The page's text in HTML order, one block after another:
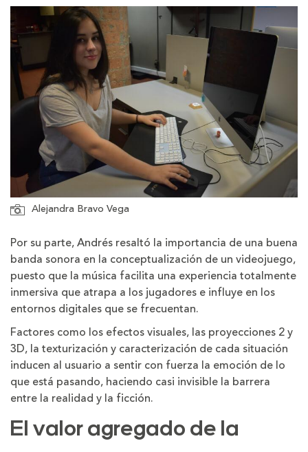
Alejandra Bravo Vega
Por su parte, Andrés resaltó la importancia de una buena
banda sonora en la conceptualización de un videojuego,
puesto que la música facilita una experiencia totalmente
inmersiva que atrapa a los jugadores e influye en los
entornos digitales que se frecuentan.
Factores como los efectos visuales, las proyecciones 2 y
3D, la texturización y caracterización de cada situación
inducen al usuario a sentir con fuerza la emoción de lo
que está pasando, haciendo casi invisible la barrera
entre la realidad y la ficción.
El valor agregado de la